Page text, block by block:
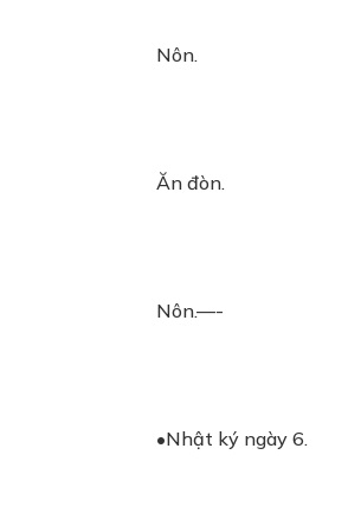
Nôn.
Ăn đòn.
Nôn.—-
•Nhật ký ngày 6.